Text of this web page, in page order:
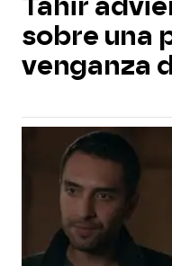
Tahir
sobre una
venganza